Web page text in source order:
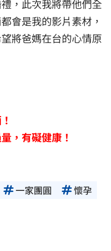
，此次我將帶他們全
會是我的影片素材，
將爸媽在台的心情原
，有礙健康！
一家團圓
懷孕